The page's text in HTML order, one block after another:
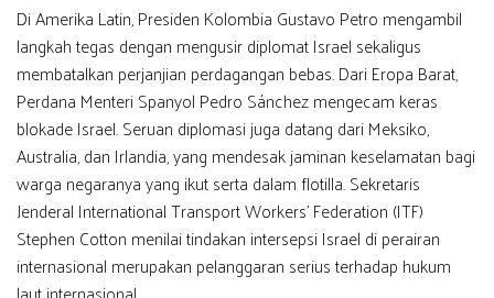
Di Amerika Latin, Presiden Kolombia Gustavo Petro mengambil
langkah tegas dengan mengusir diplomat Israel sekaligus
membatalkan perjanjian perdagangan bebas. Dari Eropa Barat,
Perdana Menteri Spanyol Pedro Sánchez mengecam keras
blokade Israel. Seruan diplomasi juga datang dari Meksiko,
Australia, dan Irlandia, yang mendesak jaminan keselamatan bagi
warga negaranya yang ikut serta dalam flotilla. Sekretaris
Jenderal International Transport Workers’ Federation (ITF)
Stephen Cotton menilai tindakan intersepsi Israel di perairan
internasional merupakan pelanggaran serius terhadap hukum